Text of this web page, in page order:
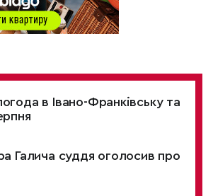
в Івано-Франківську та
Галича суддя оголосив про